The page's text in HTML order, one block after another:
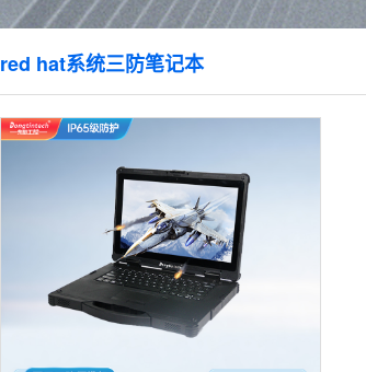
red hat系统三防笔记本